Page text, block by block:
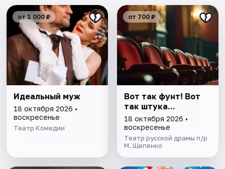
от 1 000 ₽
Идеальный муж
18 октября 2026 •
воскресенье
Театр Комедии
от 700 ₽
Вот так фунт! Вот
так штука...
18 октября 2026 •
воскресенье
Театр русской драмы п/р
М. Щепенко